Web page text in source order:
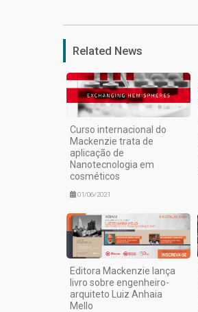
Related News
Curso internacional do
Mackenzie trata de
aplicação de
Nanotecnologia em
cosméticos
01/06/2021
Editora Mackenzie lança
livro sobre engenheiro-
arquiteto Luiz Anhaia
Mello